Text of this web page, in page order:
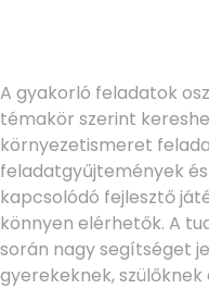
A gyakorló feladatok
témakör szerint
környezetismeret
feladatgyűjtemények
kapcsolódó fejlesztő
könnyen elérhetők. A
során nagy segítséget
gyerekeknek,